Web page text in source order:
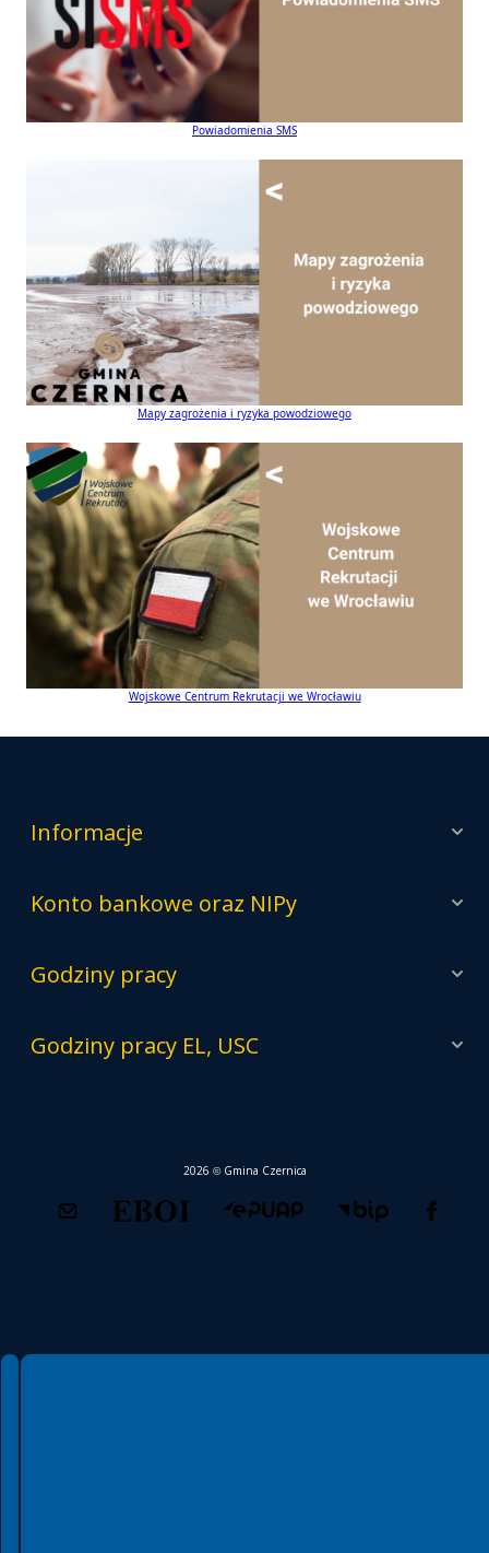
Powiadomienia SMS
Mapy zagrożenia i ryzyka powodziowego
Wojskowe Centrum Rekrutacji we Wrocławiu
Informacje
Konto bankowe oraz NIPy
Godziny pracy
Godziny pracy EL, USC
2026 © Gmina Czernica
Spełniamy standardy WCAG 2.2
Spełniamy standardy W3C